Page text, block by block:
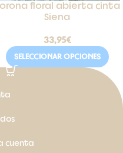
floral abierta cinta
Siena
33,95€
SELECCIONAR OPCIONES
cuenta